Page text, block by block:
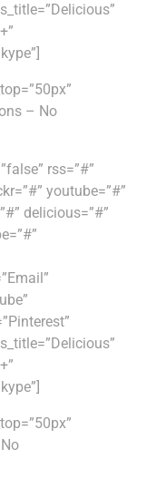
– No
rss=”#”
youtube=”#”
delicious=”#”